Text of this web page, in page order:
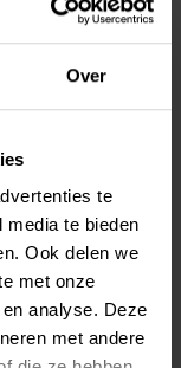
Over
te
te bieden
Ook delen we
met onze
analyse. Deze
met andere
Deze vaste
de dag door te
In de avond
eigen
of
van de
doen de